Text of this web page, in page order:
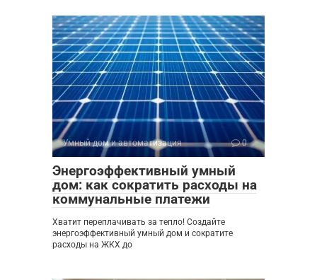
Умный дом и автоматизация 0
Энергоэффективный умный
дом: как сократить расходы на
коммунальные платежи
Хватит переплачивать за тепло! Создайте
энергоэффективный умный дом и сократите
расходы на ЖКХ до